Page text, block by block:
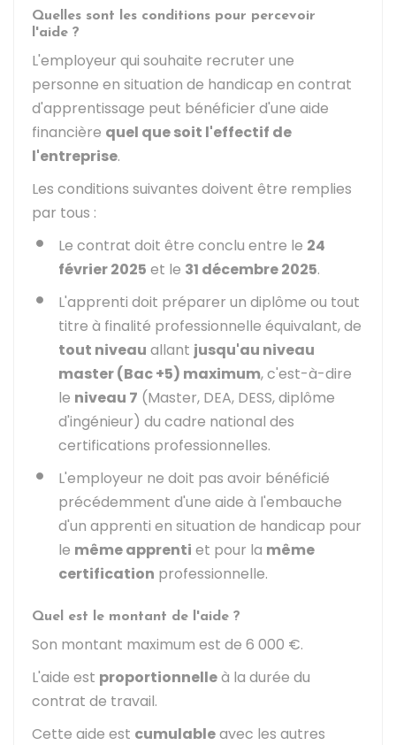
Quelles sont les conditions pour percevoir
l'aide ?
L'employeur qui souhaite recruter une
personne en situation de handicap en contrat
d'apprentissage peut bénéficier d'une aide
financière quel que soit l'effectif de
l'entreprise.
Les conditions suivantes doivent être remplies
par tous :
Le contrat doit être conclu entre le 24
février 2025 et le 31 décembre 2025.
L'apprenti doit préparer un diplôme ou tout
titre à finalité professionnelle équivalant, de
tout niveau allant jusqu'au niveau
master (Bac +5) maximum, c'est-à-dire
le niveau 7 (Master, DEA, DESS, diplôme
d'ingénieur) du cadre national des
certifications professionnelles.
L'employeur ne doit pas avoir bénéficié
précédemment d'une aide à l'embauche
d'un apprenti en situation de handicap pour
le même apprenti et pour la même
certification professionnelle.
Quel est le montant de l'aide ?
Son montant maximum est de 6 000 €.
L'aide est proportionnelleà la durée du
contrat de travail.
Cette aide est cumulableavec les autres